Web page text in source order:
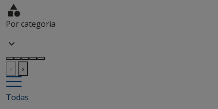
Por categoria
‹ ›
Todas